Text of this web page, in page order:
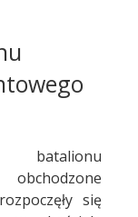
obchodzone
się